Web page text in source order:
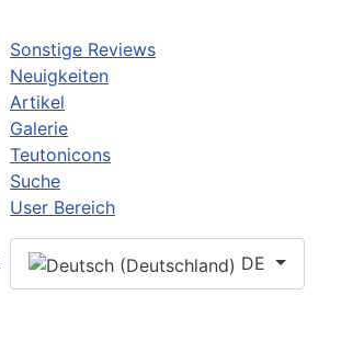
Sonstige Reviews
Neuigkeiten
Artikel
Galerie
Teutonicons
Suche
User Bereich
DE